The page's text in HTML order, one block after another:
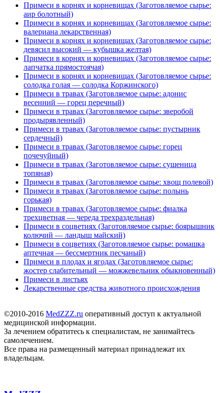
Примеси в корнях и корневищах (Заготовляемое сырье:
аир болотный)
Примеси в корнях и корневищах (Заготовляемое сырье:
валериана лекарственная)
Примеси в корнях и корневищах (Заготовляемое сырье:
девясил высокий — кубышка желтая)
Примеси в корнях и корневищах (Заготовляемое сырье:
лапчатка прямостоячая)
Примеси в корнях и корневищах (Заготовляемое сырье:
солодка голая — солодка Коржинского)
Примеси в травах (Заготовляемое сырье: адонис
весенний — горец перечный)
Примеси в травах (Заготовляемое сырье: зверобой
продырявленный)
Примеси в травах (Заготовляемое сырье: пустырник
сердечный)
Примеси в травах (Заготовляемое сырье: горец
почечуйный)
Примеси в травах (Заготовляемое сырье: сушеница
топяная)
Примеси в травах (Заготовляемое сырье: хвощ полевой)
Примеси в травах (Заготовляемое сырье: полынь
горькая)
Примеси в травах (Заготовляемое сырье: фиалка
трехцветная — череда трехраздельная)
Примеси в соцветиях (Заготовляемое сырье: боярышник
колючий — ландыш майский)
Примеси в соцветиях (Заготовляемое сырье: ромашка
аптечная — бессмертник песчаный)
Примеси в плодах и ягодах (Заготовляемое сырье:
жостер слабительный — можжевельник обыкновенный)
Примеси в листьях
Лекарственные средства животного происхождения
©2010-2016 MedZZZ.ru оперативный доступ к актуальной
медицинской информации.
За лечением обратитесь к специалистам, не занимайтесь
самолечением.
Все права на размещенный материал принадлежат их
владельцам.